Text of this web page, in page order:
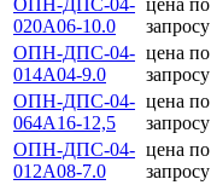
020А06-10.0
запросу
ОПН-ДПС-04-
014А04-9.0
цена по
запросу
ОПН-ДПС-04-
064А16-12,5
цена по
запросу
ОПН-ДПС-04-
012А08-7.0
цена по
запросу